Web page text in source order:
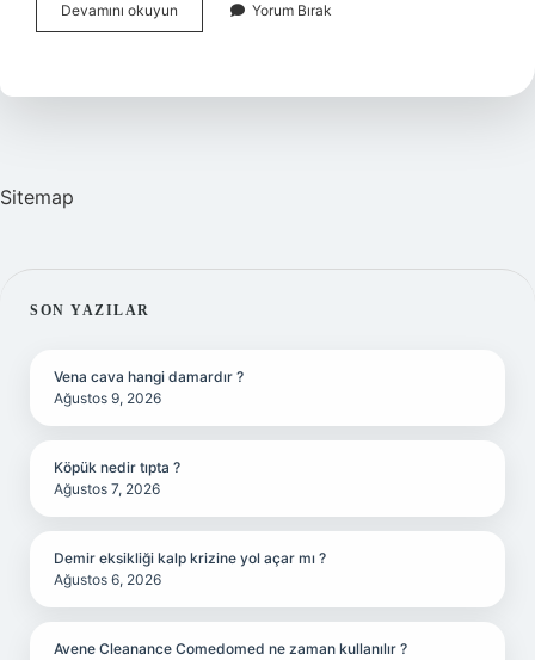
Devamını okuyun
Cm
Numara
Yorum Bırak
Sitemap
SIDEBAR
SON YAZILAR
Vena cava hangi damardır ?
Ağustos 9, 2026
Köpük nedir tıpta ?
Ağustos 7, 2026
Demir eksikliği kalp krizine yol açar mı ?
Ağustos 6, 2026
Avene Cleanance Comedomed ne zaman kullanılır ?